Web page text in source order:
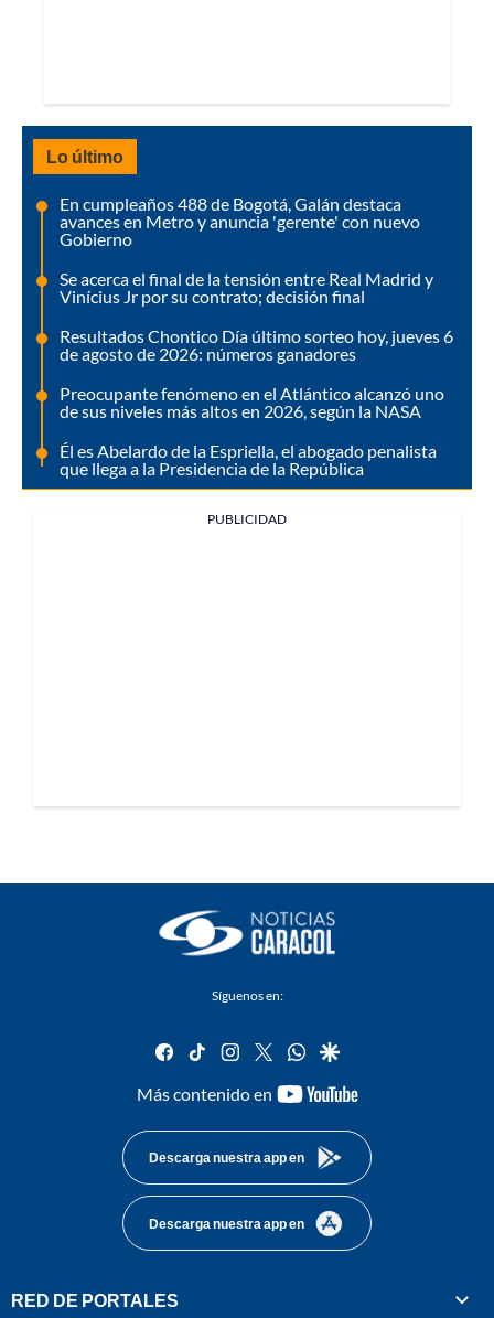
Lo último
En cumpleaños 488 de Bogotá, Galán destaca
avances en Metro y anuncia 'gerente' con nuevo
Gobierno
Se acerca el final de la tensión entre Real Madrid y
Vinícius Jr por su contrato; decisión final
Resultados Chontico Día último sorteo hoy, jueves 6
de agosto de 2026: números ganadores
Preocupante fenómeno en el Atlántico alcanzó uno
de sus niveles más altos en 2026, según la NASA
Él es Abelardo de la Espriella, el abogado penalista
que llega a la Presidencia de la República
PUBLICIDAD
Síguenos en:
facebook
tiktok instagram
twitterwhatsapp
google
Más contenido en
youtube-
Descarga nuestra app en
Descarga nuestra app en
RED DE PORTALES